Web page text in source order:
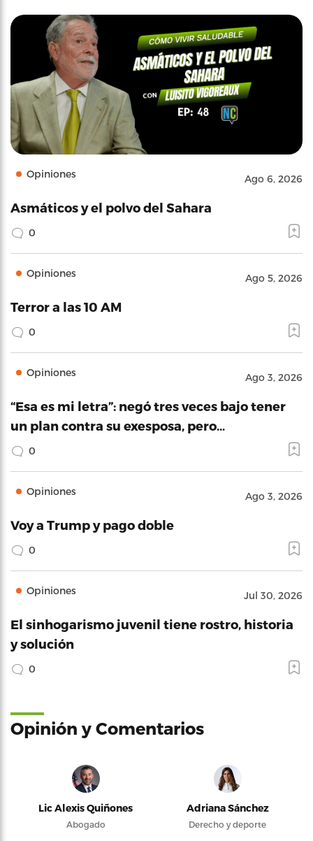
Opiniones Ago 6, 2026
Asmáticos y el polvo del Sahara
0
Opiniones Ago 5, 2026
Terror a las 10 AM
0
Opiniones Ago 3, 2026
“Esa es mi letra”: negó tres veces bajo tener
un plan contra su exesposa, pero…
0
Opiniones Ago 3, 2026
Voy a Trump y pago doble
0
Opiniones Jul 30, 2026
El sinhogarismo juvenil tiene rostro, historia
y solución
0
Opinión y Comentarios
Lic Alexis Quiñones
Abogado
Adriana Sánchez
Derecho y deporte